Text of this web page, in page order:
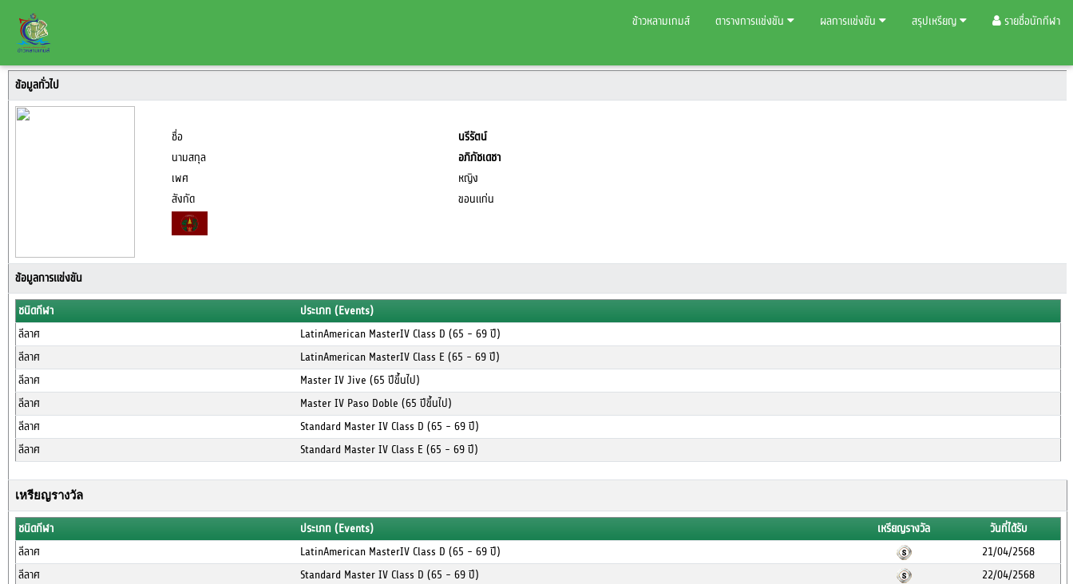
ข้าวหลามเกมส์ ตารางการแข่งขัน ผลการแข่งขัน สรุปเหรียญ รายชื่อนักกีฬา
ข้อมูลทั่วไป
ชื่อ
นรีรัตน์
นามสกุล
อภิภัชเดชา
เพศ
หญิง
สังกัด
ขอนแก่น
ข้อมูลการแข่งขัน
ชนิดกีฬา
ประเภท (Events)
ลีลาศ
LatinAmerican MasterIV Class D (65 - 69 ปี)
ลีลาศ
LatinAmerican MasterIV Class E (65 - 69 ปี)
ลีลาศ
Master IV Jive (65 ปีขึ้นไป)
ลีลาศ
Master IV Paso Doble (65 ปีขึ้นไป)
ลีลาศ
Standard Master IV Class D (65 - 69 ปี)
ลีลาศ
Standard Master IV Class E (65 - 69 ปี)
เหรียญรางวัล
ชนิดกีฬา ประเภท (Events) เหรียญรางวัล
วันที่ได้รับ
ลีลาศ
LatinAmerican MasterIV Class D (65 - 69 ปี)
21/04/2568
ลีลาศ
Standard Master IV Class D (65 - 69 ปี)
22/04/2568